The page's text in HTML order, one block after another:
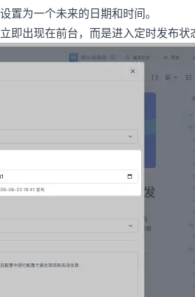
设置为一个未来的日期和时间。
即出现在前台，而是进入定时发布